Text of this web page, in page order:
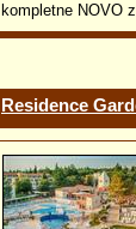
kompletne NOVO
Residence